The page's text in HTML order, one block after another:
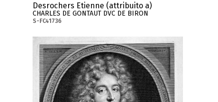
Desrochers Etienne (attribuito a)
CHARLES DE GONTAUT DVC DE BIRON
S-FC41736